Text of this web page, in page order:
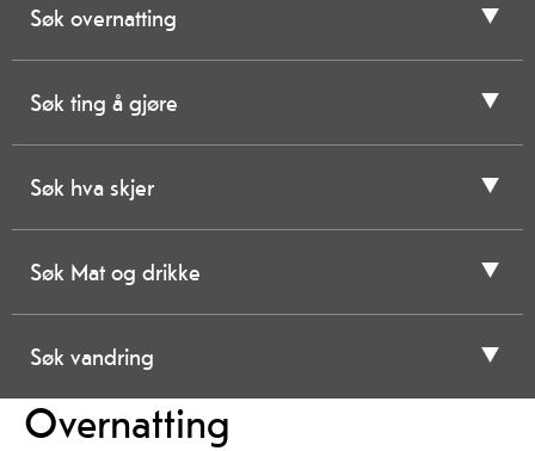
Søk overnatting
Søk ting å gjøre
Søk hva skjer
Søk Mat og drikke
Søk vandring
Overnatting